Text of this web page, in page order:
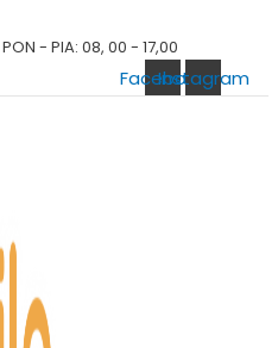
- PIA: 08, 00 - 17,00
Facebook
Instagram